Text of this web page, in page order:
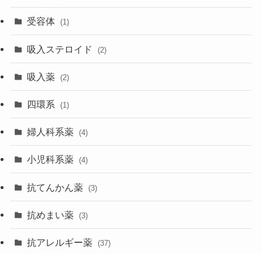
受容体 (1)
吸入ステロイド (2)
吸入薬 (2)
四環系 (1)
婦人科系薬 (4)
小児科系薬 (4)
抗てんかん薬 (3)
抗めまい薬 (3)
抗アレルギー薬 (37)